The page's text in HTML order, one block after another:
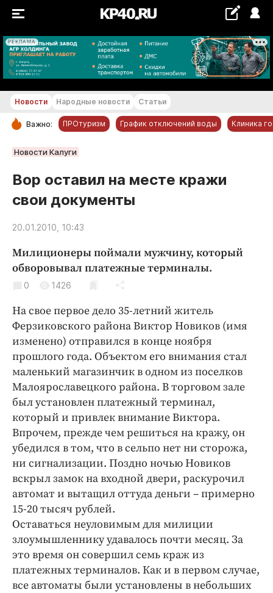
РЕКЛАМА
+17...+18 °С
РУБРИКИ
Статьи
Народные новости
Авто и транспорт
Благоустройство
Криминал
Недвижимость и ЖКХ
Образование
Общество
Погода
Праздники
Происшествия
Спорт
Экономика и бизнес
ПРОЕКТЫ
Блоги
Издания
Медиаперсона
Интересное чтиво
Клиника года
Бренд года
Новости Народные новости Статьи
Важно: ПРОтуризм График отключений воды Клиника
Новости Калуги
Вор оставил на месте кражи
свои документы
20.01.2010, 10:43
Милиционеры поймали мужчину, который
обворовывал платежные терминалы.
0 1426
На свое первое дело 35-летний житель
Ферзиковского района Виктор Новиков (имя
изменено) отправился в конце ноября
прошлого года. Объектом его внимания стал
маленький магазинчик в одном из поселков
Малоярославецкого района. В торговом зале
был установлен платежный терминал,
который и привлек внимание Виктора.
Впрочем, прежде чем решиться на кражу, он
убедился в том, что в сельпо нет ни сторожа,
ни сигнализации. Поздно ночью Новиков
вскрыл замок на входной двери, раскурочил
автомат и вытащил оттуда деньги – примерно
15-20 тысяч рублей.
Оставаться неуловимым для милиции
злоумышленнику удавалось почти месяц. За
это время он совершил семь краж из
платежных терминалов. Как и в первом случае,
все автоматы были установлены в небольших